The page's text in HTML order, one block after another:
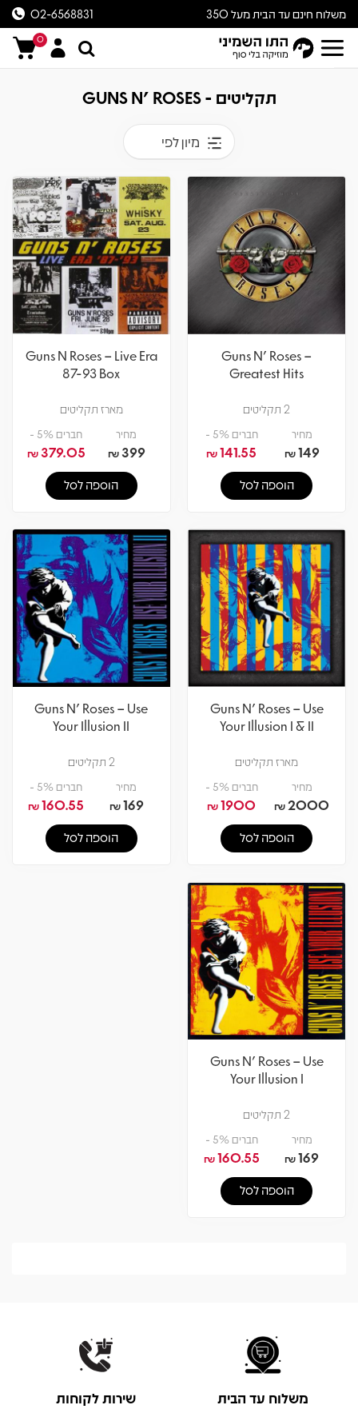
משלוח חינם עד הבית מעל 350
ש״ח
02-6568831
0
תקליטים - GUNS N' ROSES
מיון לפי
Guns N' Roses –
Greatest Hits
2 תקליטים
מחיר
149
₪
חברים 5% -
141.55
₪
הוספה לסל
Guns N Roses – Live Era
87-93 Box
מארז תקליטים
מחיר
399
₪
חברים 5% -
379.05
₪
הוספה לסל
Guns N' Roses – Use
Your Illusion I & II
מארז תקליטים
מחיר
2000
₪
חברים 5% -
1900
₪
הוספה לסל
Guns N' Roses – Use
Your Illusion II
2 תקליטים
מחיר
169
₪
חברים 5% -
160.55
₪
הוספה לסל
Guns N' Roses – Use
Your Illusion I
2 תקליטים
מחיר
169
₪
חברים 5% -
160.55
₪
הוספה לסל
משלוח עד הבית שירות לקוחות